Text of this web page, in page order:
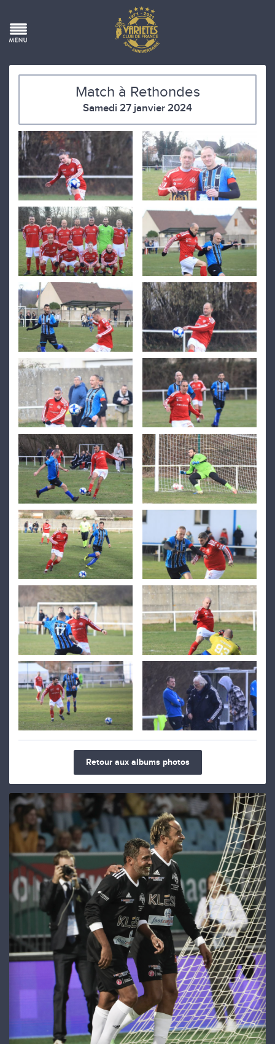
Match à Rethondes
Samedi 27 janvier 2024
Retour aux albums photos